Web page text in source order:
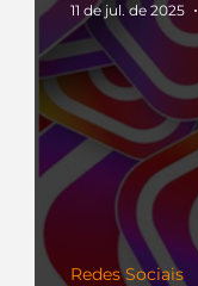
Redes Sociais
11 de jul. de 2025